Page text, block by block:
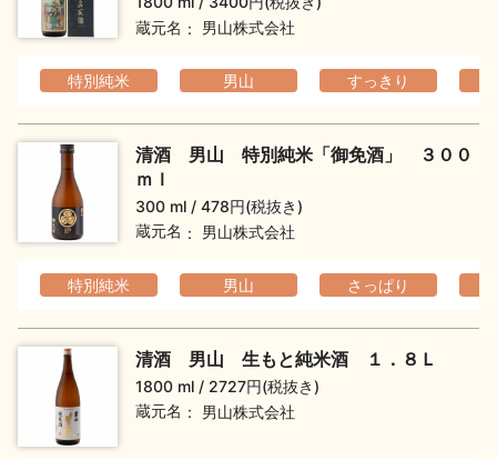
美味しい地酒の選び方
地酒蔵元会とは
お問い合わせ
蔵元名
男山株式会社
特別純米 男山 すっきり
清酒 男山 特別純米「御免酒」 ３００
ｍｌ
300 ml
478円(税抜き)
蔵元名
男山株式会社
特別純米 男山 さっぱり
清酒 男山 生もと純米酒 １．８Ｌ
1800 ml
2727円(税抜き)
蔵元名
男山株式会社